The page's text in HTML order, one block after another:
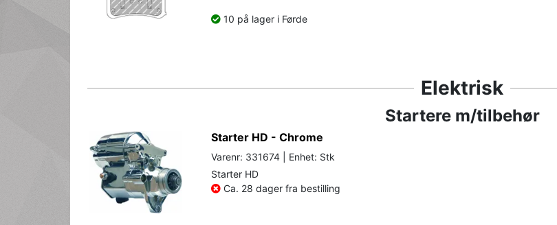
10 på lager i Førde
Elektrisk
Startere m/tilbehør
Starter HD - Chrome
Varenr: 331674 | Enhet: Stk
Starter HD
Ca. 28 dager fra bestilling